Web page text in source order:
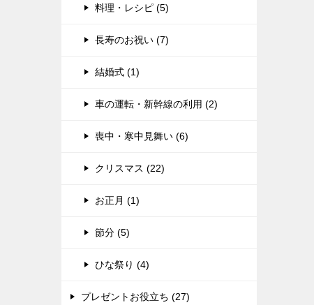
料理・レシピ (5)
長寿のお祝い (7)
結婚式 (1)
車の運転・新幹線の利用 (2)
喪中・寒中見舞い (6)
クリスマス (22)
お正月 (1)
節分 (5)
ひな祭り (4)
プレゼントお役立ち (27)